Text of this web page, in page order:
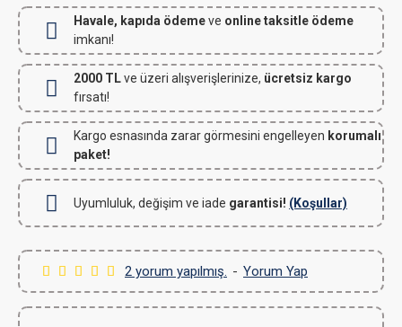
Havale, kapıda ödemeve online taksitle ödeme
imkanı!
2000 TLve üzeri alışverişlerinize, ücretsiz kargo
fırsatı!
Kargo esnasında zarar görmesini engelleyen korumalı
paket!
Uyumluluk, değişim ve iade garantisi! (Koşullar)
2 yorum yapılmış. - Yorum Yap